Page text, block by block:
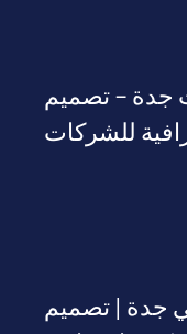
جدة – تصميم
للشركات
جدة | تصميم